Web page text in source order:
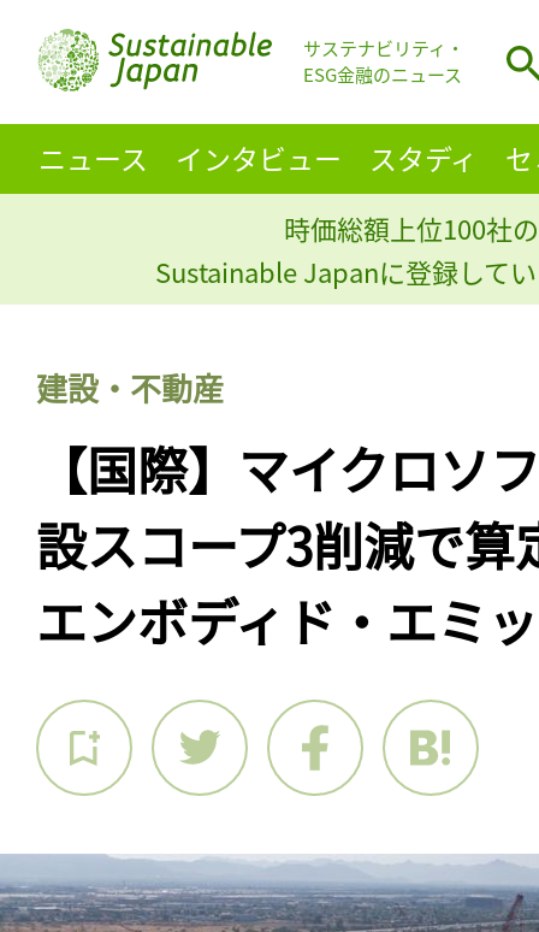
サステナビリティ・
ESG金融のニュース
ニュース インタビュー スタディ
時価総額上位100社
Sustainable Japanに登録して
建設・不動産
【国際】マイクロソ
設スコープ3削減で算
エンボディド・エミ